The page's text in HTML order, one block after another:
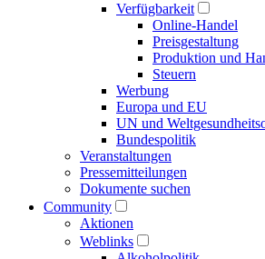
Verfügbarkeit
Online-Handel
Preisgestaltung
Produktion und
Steuern
Werbung
Europa und EU
UN und
Bundespolitik
Veranstaltungen
Presse­mitteilungen
Dokumente suchen
Community
Aktionen
Weblinks